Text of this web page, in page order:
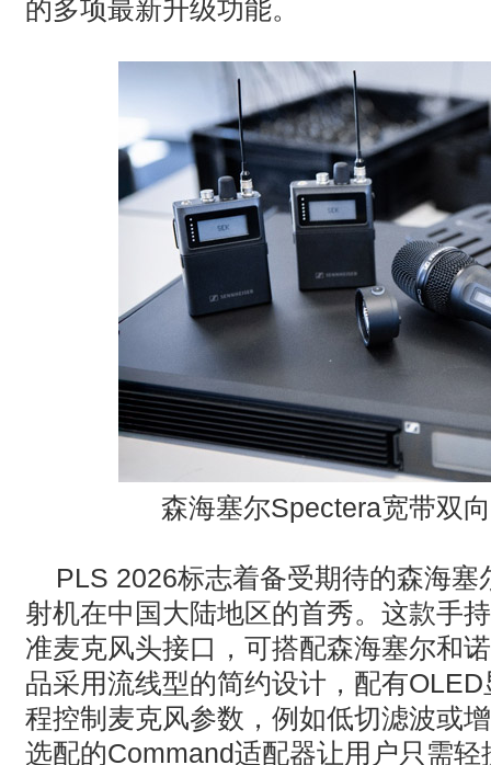
的多项最新升级功能。
森海塞尔Spectera宽带双
PLS 2026标志着备受期待的森海
射机在中国大陆地区的首秀。这款手
准麦克风头接口，可搭配森海塞尔和
品采用流线型的简约设计，配有
程控制麦克风参数，例如低切滤波或
选配的Command适配器让用户只需